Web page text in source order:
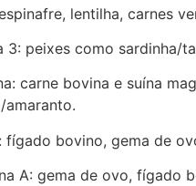
lentilha, carnes
3: peixes como sardinha/
carne bovina e suína
amaranto.
fígado bovino, gema de
A: gema de ovo, fígado